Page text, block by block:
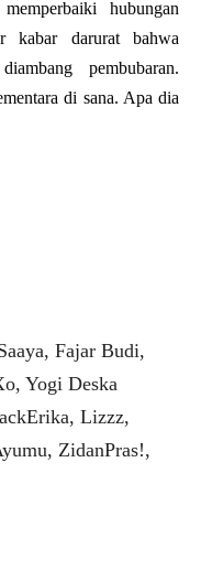
hubungan
kabar darurat bahwa
pembubaran.
di sana. Apa dia
Fajar Budi,
Yogi Deska
Lizzz,
ZidanPras!,